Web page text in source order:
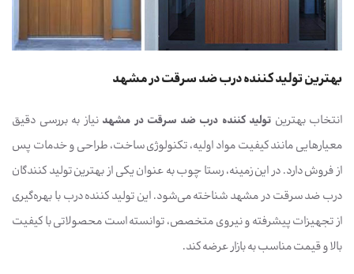
بهترین تولید کننده درب ضد سرقت در مشهد
انتخاب بهترین تولید کننده درب ضد سرقت در مشهد نیاز به بررسی دقیق
معیارهایی مانند کیفیت مواد اولیه، تکنولوژی ساخت، طراحی و خدمات پس
از فروش دارد. در این زمینه، رستا چوب به عنوان یکی از بهترین تولید کنندگان
درب ضد سرقت در مشهد شناخته می‌شود. این تولید کننده درب با بهره‌گیری
از تجهیزات پیشرفته و نیروی متخصص، توانسته است محصولاتی با کیفیت
بالا و قیمت مناسب به بازار عرضه کند.